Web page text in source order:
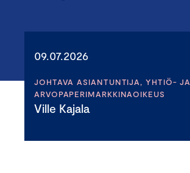
09.07.2026
JOHTAVA ASIANTUNTIJA, YHTIÖ- JA
ARVOPAPERIMARKKINAOIKEUS
Ville Kajala